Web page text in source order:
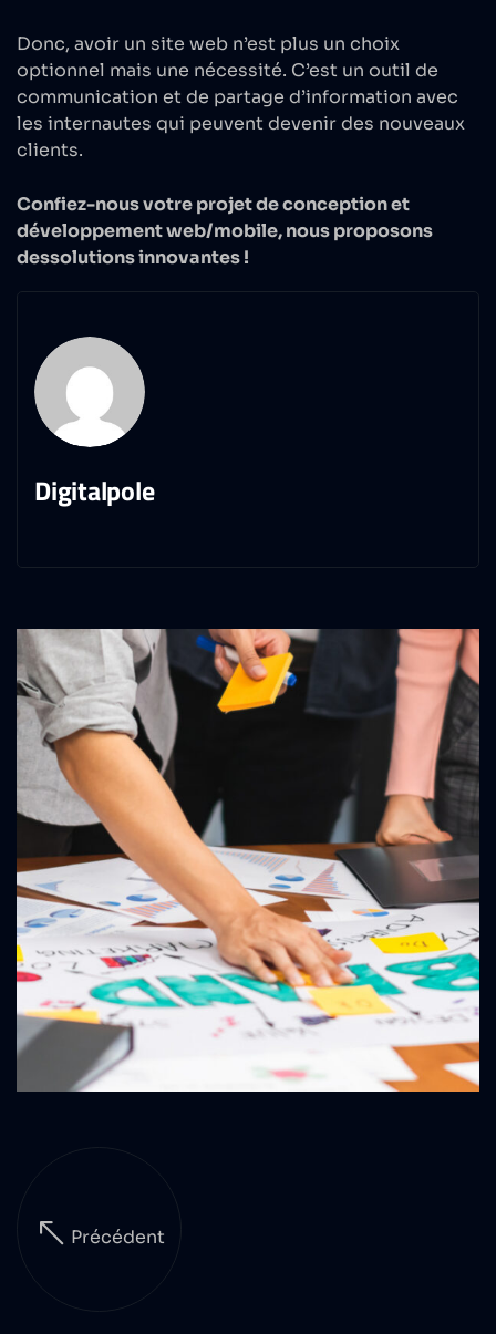
Donc, avoir un site web n’est plus un choix
optionnel mais une nécessité. C’est un outil de
communication et de partage d’information avec
les internautes qui peuvent devenir des nouveaux
clients.
Confiez-nous votre projet de conception et
développement web/mobile, nous proposons
dessolutions innovantes !
Digitalpole
Précédent